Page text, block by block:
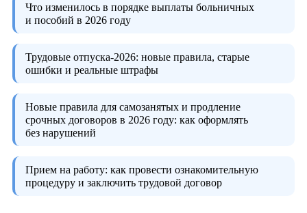
Что изменилось в порядке выплаты больничных
и пособий в 2026 году
Трудовые отпуска-2026: новые правила, старые
ошибки и реальные штрафы
Новые правила для самозанятых и продление
срочных договоров в 2026 году: как оформлять
без нарушений
Прием на работу: как провести ознакомительную
процедуру и заключить трудовой договор